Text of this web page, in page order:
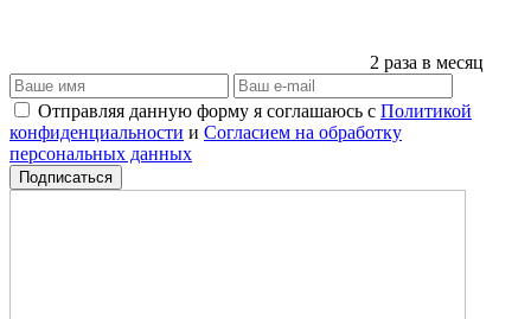
2 раза в месяц
Отправляя данную форму я соглашаюсь с Политикой
конфиденциальности и Согласием на обработку
персональных данных
Подписаться